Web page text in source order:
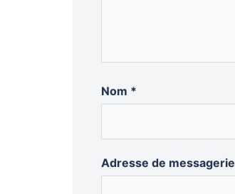
Nom *
Adresse de messagerie